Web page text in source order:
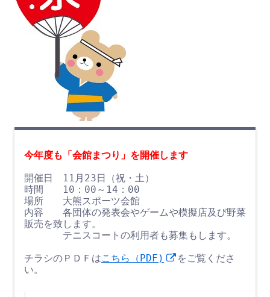
開催日　11月23日（祝・土）
時間　　10：00～14：00
場所　　大熊スポーツ会館
内容　　各団体の発表会やゲームや模擬店及び野菜
販売を致します。
テニスコートの利用者も募集もします。
チラシのＰＤＦはこちら（PDF)
新
をご覧くださ
い。